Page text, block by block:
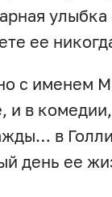
ее
с именем
и в
в
день ее